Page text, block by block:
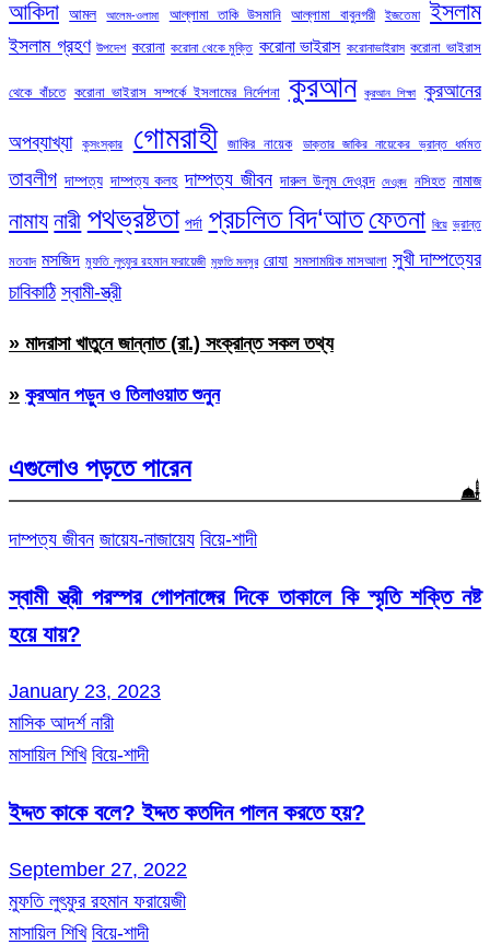
আকিদা আমল আলেম-ওলামা আল্লামা তাকি উসমানি আল্লামা বাবুনগরী ইজতেমা ইসলাম
ইসলাম গ্রহণ উপদেশ করোনা করোনা থেকে মুক্তি করোনা ভাইরাস করোনাভাইরাস করোনা ভাইরাস
থেকে বাঁচতে করোনা ভাইরাস সম্পর্কে ইসলামের নির্দেশনা কুরআন কুরআন শিক্ষা কুরআনের
অপব্যাখ্যা কুসংস্কার গোমরাহী জাকির নায়েক ডাক্তার জাকির নায়েকের ভ্রান্ত ধর্মমত
তাবলীগ দাম্পত্য দাম্পত্য কলহ দাম্পত্য জীবন দারুল উলুম দেওবন্দ দেওবন্দ নসিহত নামাজ
নামায নারী পথভ্রষ্টতা পর্দা প্রচলিত বিদ‘আত ফেতনা বিয়ে ভ্রান্ত
মতবাদ মসজিদ মুফতি লুৎফুর রহমান ফরায়েজী মুফতি মনসুর রোযা সমসাময়িক মাসআলা সুখী দাম্পত্যের
চাবিকাঠি স্বামী-স্ত্রী
» মাদরাসা খাতুনে জান্নাত (রা.) সংক্রান্ত সকল তথ্য
» কুরআন পড়ুন ও তিলাওয়াত শুনুন
এগুলোও পড়তে পারেন
দাম্পত্য জীবন জায়েয-নাজায়েয বিয়ে-শাদী
স্বামী স্ত্রী পরস্পর গোপনাঙ্গের দিকে তাকালে কি স্মৃতি শক্তি নষ্ট
হয়ে যায়?
January 23, 2023
মাসিক আদর্শ নারী
মাসায়িল শিখি বিয়ে-শাদী
ইদ্দত কাকে বলে? ইদ্দত কতদিন পালন করতে হয়?
September 27, 2022
মুফতি লুৎফুর রহমান ফরায়েজী
মাসায়িল শিখি বিয়ে-শাদী